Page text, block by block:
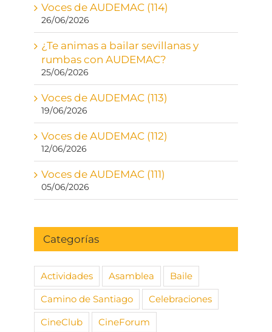
Voces de AUDEMAC (114)
26/06/2026
¿Te animas a bailar sevillanas y
rumbas con AUDEMAC?
25/06/2026
Voces de AUDEMAC (113)
19/06/2026
Voces de AUDEMAC (112)
12/06/2026
Voces de AUDEMAC (111)
05/06/2026
Categorías
Actividades Asamblea
Baile
Camino de Santiago
Celebraciones
CineClub
CineForum